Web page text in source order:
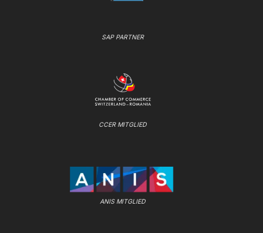
SAP PARTNER
CCER MITGLIED
ANIS MITGLIED